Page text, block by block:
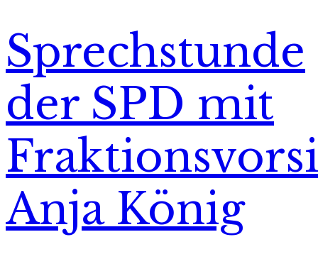
Sprechstunde
der SPD mit
Anja König